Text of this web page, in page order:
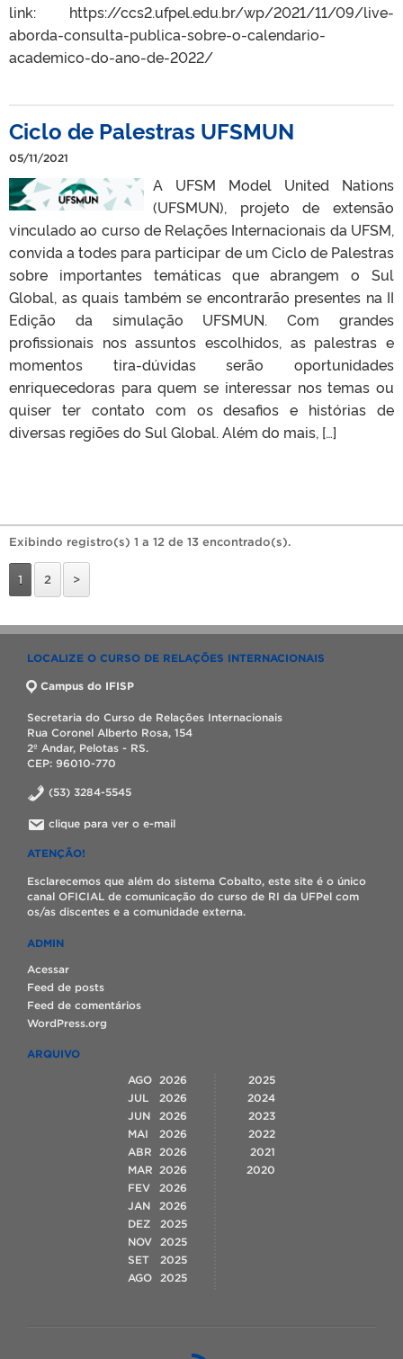
link: https://ccs2.ufpel.edu.br/wp/2021/11/09/live-
aborda-consulta-publica-sobre-o-calendario-
academico-do-ano-de-2022/
Ciclo de Palestras UFSMUN
05/11/2021
A UFSM Model United Nations
(UFSMUN), projeto de extensão
vinculado ao curso de Relações Internacionais da UFSM,
convida a todes para participar de um Ciclo de Palestras
sobre importantes temáticas que abrangem o Sul
Global, as quais também se encontrarão presentes na II
Edição da simulação UFSMUN. Com grandes
profissionais nos assuntos escolhidos, as palestras e
momentos tira-dúvidas serão oportunidades
enriquecedoras para quem se interessar nos temas ou
quiser ter contato com os desafios e histórias de
diversas regiões do Sul Global. Além do mais, […]
Exibindo registro(s) 1 a 12 de 13 encontrado(s).
1 2 >
LOCALIZE O CURSO DE RELAÇÕES INTERNACIONAIS
Campus do IFISP
Secretaria do Curso de Relações Internacionais
Rua Coronel Alberto Rosa, 154
2º Andar, Pelotas - RS.
CEP: 96010-770
(53) 3284-5545
clique para ver o e-mail
ATENÇÃO!
Esclarecemos que além do sistema Cobalto, este site é o único
canal OFICIAL de comunicação do curso de RI da UFPel com
os/as discentes e a comunidade externa.
ADMIN
Acessar
Feed de posts
Feed de comentários
WordPress.org
ARQUIVO
AGO
2026
JUL
2026
JUN
2026
MAI
2026
ABR
2026
MAR
2026
FEV
2026
JAN
2026
DEZ
2025
NOV
2025
SET
2025
AGO
2025
2025
2024
2023
2022
2021
2020